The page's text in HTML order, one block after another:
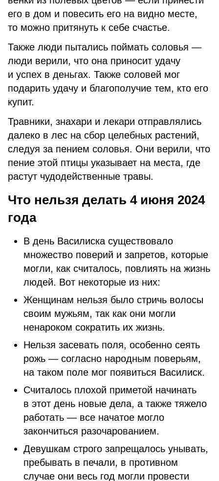
его в дом и повесить его на видно месте,
то можно притянуть к себе счастье.
Также люди пытались поймать соловья —
люди верили, что она приносит удачу
и успех в деньгах. Также соловей мог
подарить удачу и благополучие тем, кто его
купит.
Травники, знахари и лекари отправлялись
далеко в лес на сбор целебных растений,
следуя за пением соловья. Они верили, что
пение этой птицы указывает на места, где
растут чудодейственные травы.
Что нельзя делать 4 июня 2024
года
В день Василиска существовало
множество поверий и запретов, которые
могли, как считалось, повлиять на жизнь
людей. Вот некоторые из них:
Женщинам нельзя было стричь волосы
своим мужьям, так как они могли
ненароком сократить их жизнь.
Нельзя засевать поля, особенно сеять
рожь — согласно народным поверьям,
на таком поле мог появиться Василиск.
Считалось плохой приметой начинать
в этот день новые дела, а также тяжело
работать — все начатое могло
закончиться разочарованием.
Девушкам строго запрещалось унывать,
пребывать в печали, в противном
случае они весь год могли провести